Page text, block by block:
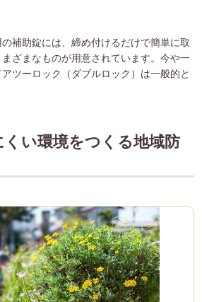
補助錠には、締め付けるだけで簡単に取
ざまなものが用意されています。今や一
ツーロック（ダブルロック）は一般的と
い環境をつくる地域防